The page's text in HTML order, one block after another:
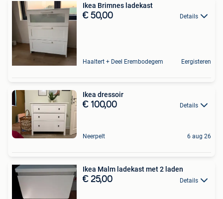
Ikea Brimnes ladekast
€ 50,00 Details
Haaltert + Deel Erembodegem Eergisteren
Ikea dressoir
€ 100,00 Details
Neerpelt 6 aug 26
Ikea Malm ladekast met 2 laden
€ 25,00 Details